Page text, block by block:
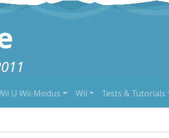
U Wii-Modus Wii Tests & Tutorials